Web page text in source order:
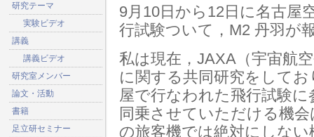
9月10日から12日に名古屋
行試験ついて，M2 丹羽が
私は現在，JAXA（宇宙航
に関する共同研究をして
屋で行なわれた飛行試験
同乗させていただける機
の旅客機では絶対にしな
研究テーマ
実験ビデオ
講義
講義ビデオ
研究室メンバー
論文・活動
書籍
足立研セミナー